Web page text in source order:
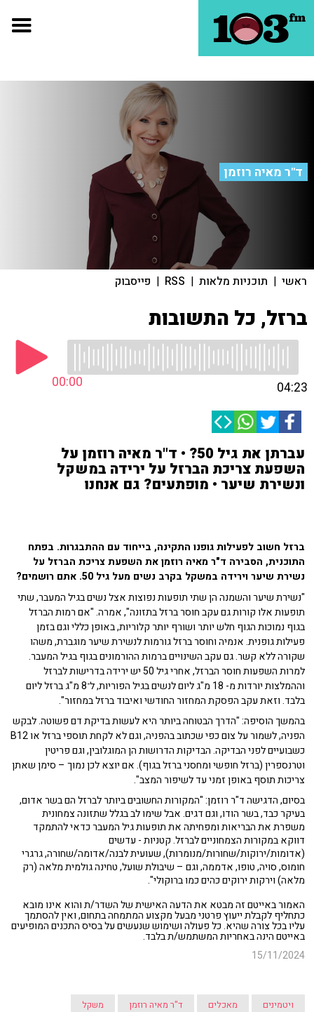
ד"ר מאיה רוזמן
ראשי | תוכניות מלאות |
RSS
| פייסבוק
ברזל, כל התשובות
00:00 04:23
עברתן את גיל 50? • ד"ר מאיה רוזמן על
השפעת צריכת הברזל על ירידה במשקל
ונשירת שיער • מופתעים? גם אנחנו
ברזל חשוב לפעילות גופנו התקינה, בייחוד עם ההתבגרות. בפתח
התוכנית, הסבירה ד"ר מאיה רוזמן את השפעת צריכת הברזל על
נשירת שיער וירידה במשקל בקרב נשים מעל גיל 50. אתם רושמים?
"נשירת שיער והשמנה הן שתי תופעות נפוצות אצל נשים בגיל המעבר, שתי
תופעות אלו קורות גם עקב חוסר ברזל בתזונה", אמרה. "אם רמות הברזל
בגוף נמוכות הגוף חלש יותר ושורף יותר קלוריות, באופן כללי וגם בזמן
פעילות גופנית. אנמיה וחוסר ברזל גורמות לנשירת שיער מוגברת, משהו
שקורה ללא קשר. גם עקב השינויים ברמות ההורמונים בגוף בגיל המעבר.
למרות השפעות חוסר הברזל, אחרי גיל 50 יש ירידה בדרישות לברזל
וההמלצות יורדות מ- 18 מ"ג ליום לנשים בגיל הפוריות, ל־8 מ"ג ברזל ליום
בלבד. וזאת עקב הפסקת המחזור החודשי ואיבוד ברזל במחזור".
בהמשך הוסיפה: "הדרך הבטוחה ביותר היא לעשות בדיקת דם פשוטה. לבקש
הפניה, לשמור על צום כפי שכתוב בהפניה, וגם לא לקחת תוספי ברזל או B12
כשבועיים לפני הבדיקה. הבדיקות הדרושות הן המוגלובין, וגם פריטין
וטרנספרין (ברזל חופשי ומחסני ברזל בגוף). אם יוצא לכן נמוך – סימן שאתן
צריכות תוסף באופן זמני עד לשיפור המצב".
בסיום, הדגישה ד"ר רוזמן: "המקורות החשובים ביותר לברזל הם בשר אדום,
בעיקר כבד, בשר הודו, וגם דגים. אבל שימו לב בגלל שתזונה צמחונית
משפרת את הבריאות ומפחיתה את תופעות גיל המעבר כדאי להתמקד
דווקא במקורות הצמחוניים לברזל. קטניות - עדשים
(אדומות/ירוקות/שחורות/מנומרות), שעועית לבנה/אדומה/שחורה, גרגרי
חומוס, סויה, טופו, אדממה, וגם – שיבולת שועל, טחינה גולמית מלאה (רק
מלאה) וירקות ירוקים כהים כמו ברוקולי".
האמור באייטם זה מבטא את הדעה האישית של השדר/ת והוא אינו מובא
כתחליף לקבלת ייעוץ פרטני מבעל מקצוע המתמחה בתחום, ואין להסתמך
עליו בכל צורה שהיא. כל פעולה ושימוש שנעשים על בסיס התכנים המופיעים
באייטם הינה באחריות המשתמש/ת בלבד.
15/11/2024
ויטמינים מאכלים ד"ר מאיה רוזמן משקל